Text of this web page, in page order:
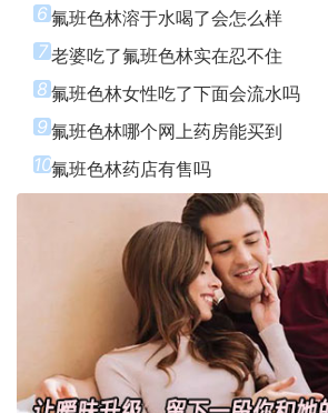
6氟班色林溶于水喝了会怎么样
7老婆吃了氟班色林实在忍不住
8 氟班色林女性吃了下面会流水吗
9氟班色林哪个网上药房能买到
10氟班色林药店有售吗